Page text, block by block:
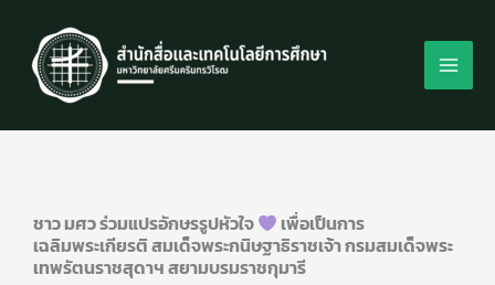
content
ชาว มศว ร่วมแปรอักษรรูปหัวใจ
เพื่อเป็นการ
เฉลิมพระเกียรติ สมเด็จพระกนิษฐาธิราชเจ้า กรมสมเด็จพระ
เทพรัตนราชสุดาฯ สยามบรมราชกุมารี